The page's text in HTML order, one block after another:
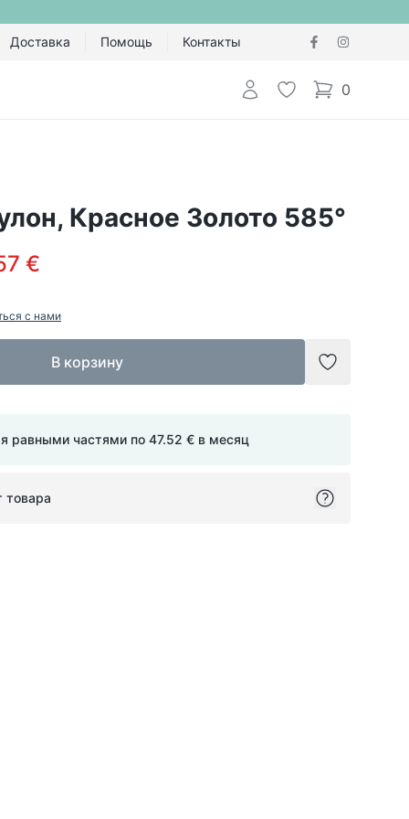
Доставка Помощь Контакты
Авторизоваться
Избранное
0
items in cart,
Красное Золото 585°
€
с нами
В корзину
Добавить
равными частями по 47.52 € в месяц
товара